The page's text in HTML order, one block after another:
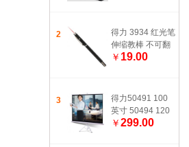
飞鼠 红光100m-
白色 上下翻页 一
键黑屏
2
得力 3934 红光笔
伸缩教棒 不可翻
页红外线PPT演
￥ 19.00
3
得力50491 100
英寸 50494 120
英寸 带支架4:3投
￥299.00